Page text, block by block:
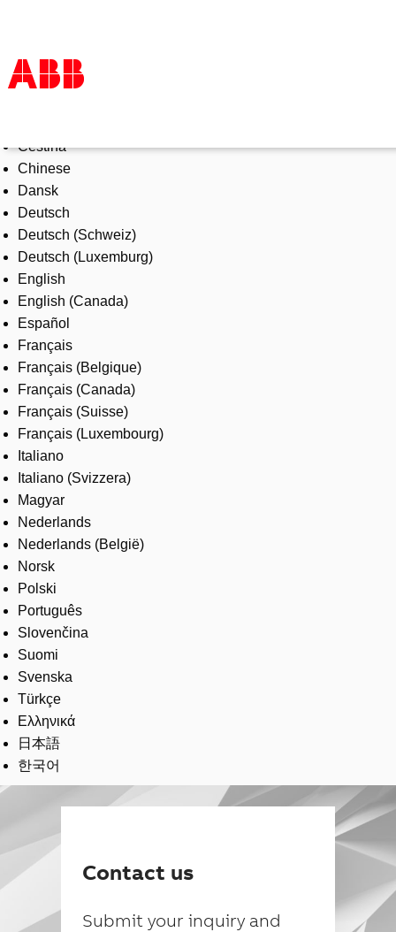
Products & Solutions
Industries
Services
About us
Where to buy
Contact us
Careers
Čeština
Chinese
Dansk
Deutsch
Deutsch (Schweiz)
Deutsch (Luxemburg)
English
English (Canada)
Español
Français
Français (Belgique)
Français (Canada)
Français (Suisse)
Français (Luxembourg)
Italiano
Italiano (Svizzera)
Magyar
Nederlands
Nederlands (België)
Norsk
Polski
Português
Slovenčina
Suomi
Svenska
Türkçe
Ελληνικά
日本語
한국어
Contact us
Submit your inquiry and